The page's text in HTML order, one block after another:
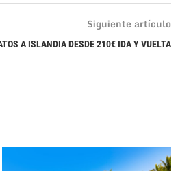
Siguiente artículo
A ISLANDIA DESDE 210€ IDA Y VUELTA